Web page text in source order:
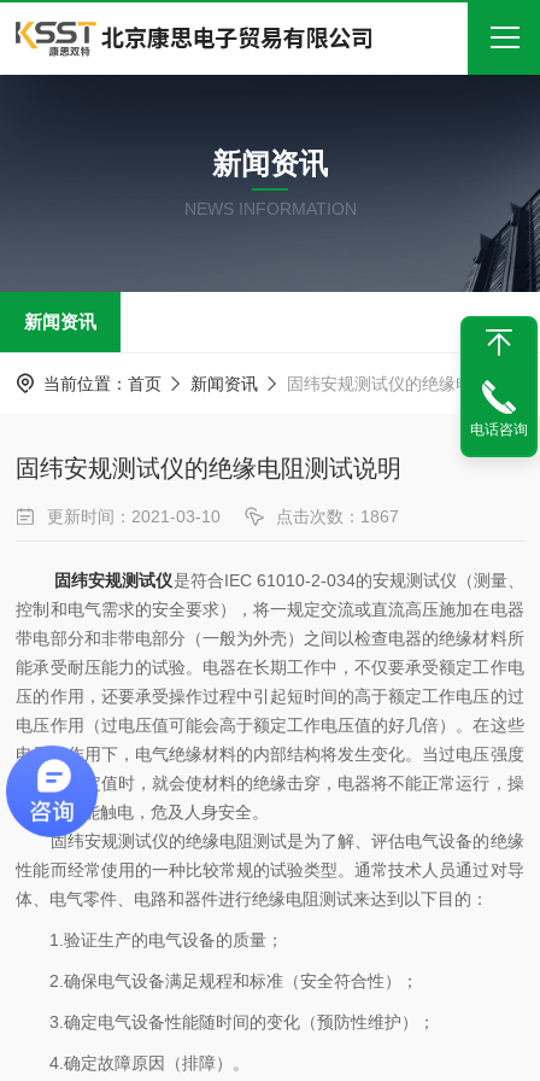
关于我们
产品中心
在线留言
新闻资讯
NEWS INFORMATION
新闻资讯
当前位置： 首页 新闻资讯 固纬安规测试仪的绝缘电阻测试说明
固纬安规测试仪的绝缘电阻测试说明
更新时间：2021-03-10 点击次数：1867
固纬安规测试仪是符合IEC 61010-2-034的安规测试仪（测量、
控制和电气需求的安全要求），将一规定交流或直流高压施加在电器
带电部分和非带电部分（一般为外壳）之间以检查电器的绝缘材料所
能承受耐压能力的试验。电器在长期工作中，不仅要承受额定工作电
压的作用，还要承受操作过程中引起短时间的高于额定工作电压的过
电压作用（过电压值可能会高于额定工作电压值的好几倍）。在这些
电压的作用下，电气绝缘材料的内部结构将发生变化。当过电压强度
达到某一定值时，就会使材料的绝缘击穿，电器将不能正常运行，操
作者就可能触电，危及人身安全。
固纬安规测试仪的绝缘电阻测试是为了解、评估电气设备的绝缘
性能而经常使用的一种比较常规的试验类型。通常技术人员通过对导
体、电气零件、电路和器件进行绝缘电阻测试来达到以下目的：
1.验证生产的电气设备的质量；
2.确保电气设备满足规程和标准（安全符合性）；
3.确定电气设备性能随时间的变化（预防性维护）；
4.确定故障原因（排障）。
电话咨询